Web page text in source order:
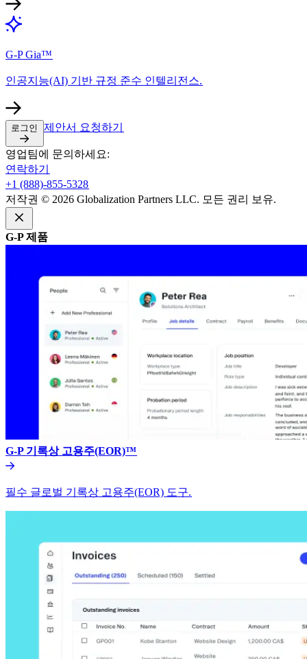
G-P Gia™​​
인공지능(AI) 기반 규정 준수 인텔리전스.​​
로그인​​ 제안서 요청하기​​
영업팀에 문의하세요:​​
연락하기​​
+1 (888)-855-5328​​
저작권 © 2026 Globalization Partners LLC. 모든 권리 보유.​​
G-P 제품​​
G-P 기록상 고용주(EOR)™​​
필수 글로벌 기록상 고용주(EOR) 도구.​​